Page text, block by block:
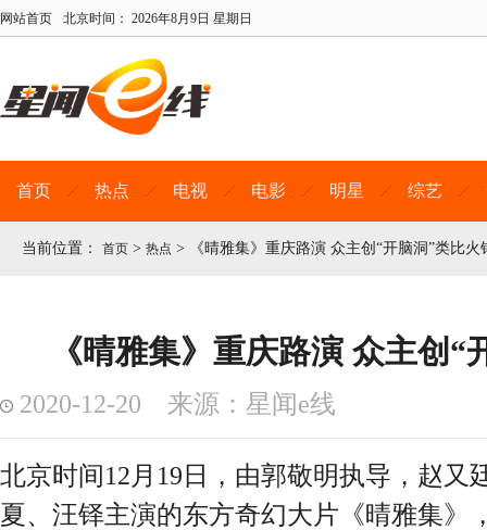
网站首页 北京时间： 2026年8月9日 星期日
首页 热点 电视 电影 明星 综艺
当前位置： 首页 > 热点 > 《晴雅集》重庆路演 众主创“开脑洞”类比火
《晴雅集》重庆路演 众主创“
2020-12-20 来源：星闻e线
北京时间12月19日，由郭敬明执导，赵又
夏、汪铎主演的东方奇幻大片《晴雅集》